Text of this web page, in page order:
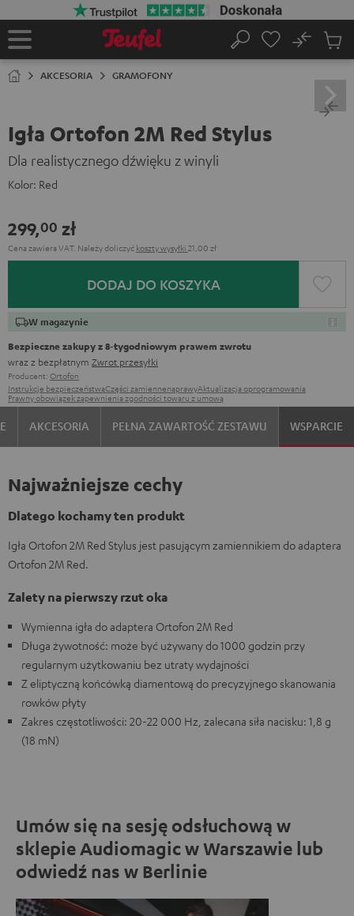
Strona
Szukaj
No
AKCESORIA GRAMOFONY
Igła Ortofon 2M Red Stylus
Dla realistycznego dźwięku z winyli
Kolor: Red
299,00 zł
Cena zawiera VAT. Należy doliczyć koszty wysyłki 21,00 zł
DODAJ DO KOSZYKA
W magazynie
Bezpieczne zakupy z 8‑tygodniowym prawem zwrotu
wraz z bezpłatnym Zwrot przesyłki
Producent: Ortofon
Instrukcje bezpieczeństwaCzęści zamiennenaprawyAktualizacja oprogramowania
Prawny obowiązek zapewnienia zgodności towaru z umową
AKCESORIA PEŁNA ZAWARTOŚĆ ZESTAWU WSPARCIE
Najważniejsze cechy
Dlatego kochamy ten produkt
Igła Ortofon 2M Red Stylus jest pasującym zamiennikiem do adaptera
Ortofon 2M Red.
Zalety na pierwszy rzut oka
Wymienna igła do adaptera Ortofon 2M Red
Długa żywotność: może być używany do 1000 godzin przy
regularnym użytkowaniu bez utraty wydajności
Z eliptyczną końcówką diamentową do precyzyjnego skanowania
rowków płyty
Zakres częstotliwości: 20-22 000 Hz, zalecana siła nacisku: 1,8 g
(18 mN)
Umów się na sesję odsłuchową w
sklepie Audiomagic w Warszawie lub
odwiedź nas w Berlinie